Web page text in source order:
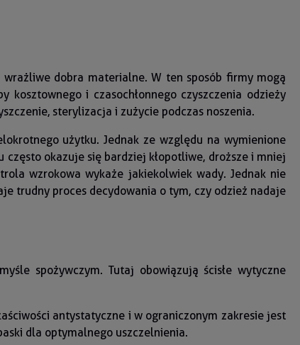
dobra materialne. W ten sposób firmy mogą
i czasochłonnego czyszczenia odzieży
sterylizacja i zużycie podczas noszenia.
użytku. Jednak ze względu na wymienione
okazuje się bardziej kłopotliwe, droższe i mniej
wzrokowa wykaże jakiekolwiek wady. Jednak nie
trudny proces decydowania o tym, czy odzież nadaje
spożywczym. Tutaj obowiązują ścisłe wytyczne
antystatyczne i w ograniczonym zakresie jest
dla optymalnego uszczelnienia.